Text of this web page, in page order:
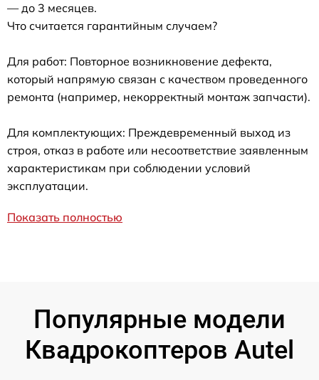
— до 3 месяцев.
Что считается гарантийным случаем?
Для работ: Повторное возникновение дефекта,
который напрямую связан с качеством проведенного
ремонта (например, некорректный монтаж запчасти).
Для комплектующих: Преждевременный выход из
строя, отказ в работе или несоответствие заявленным
характеристикам при соблюдении условий
эксплуатации.
Показать полностью
Популярные модели
Квадрокоптеров Autel